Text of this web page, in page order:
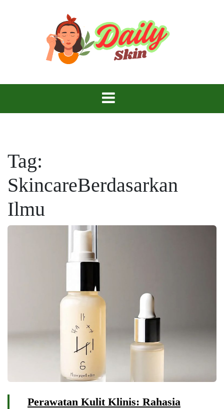
Daily Skin
Tag:
SkincareBerdasarkan
Ilmu
Perawatan Kulit Klinis: Rahasia